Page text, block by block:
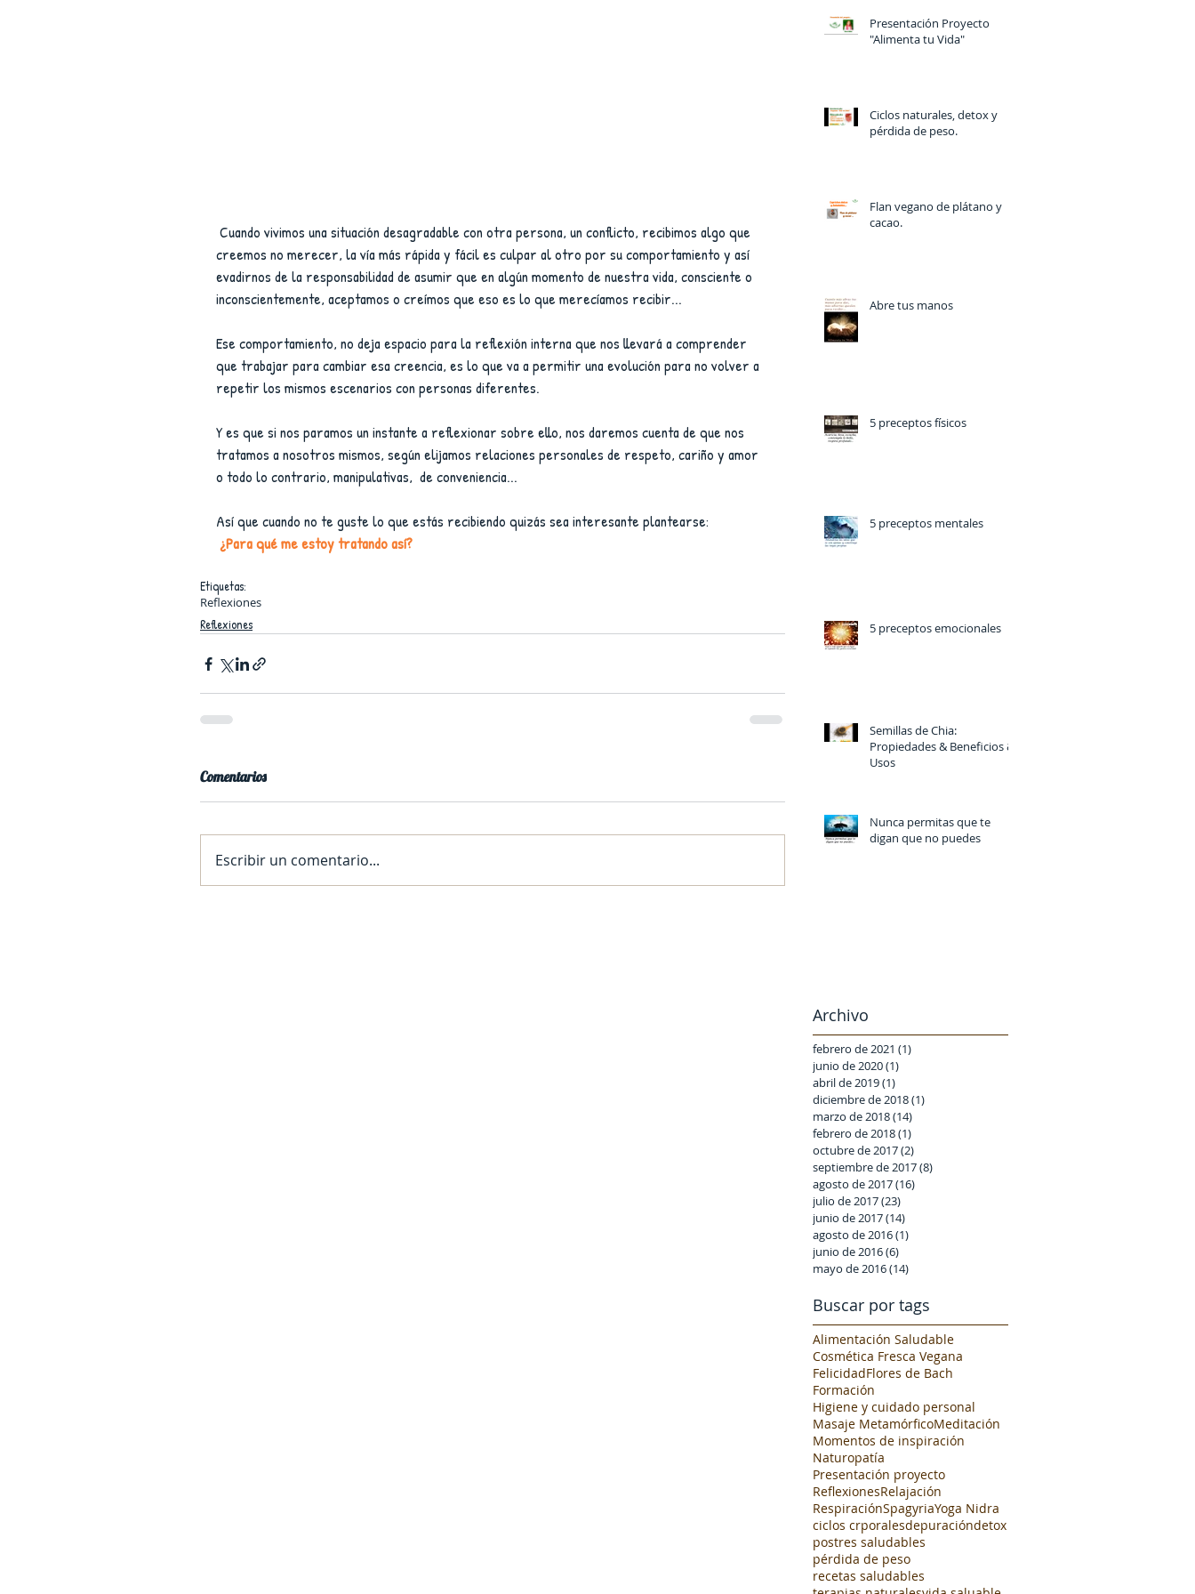
creemos no merecer, la vía más rápida y fácil es culpar al otro por su comportamiento y así
evadirnos de la responsabilidad de asumir que en algún momento de nuestra vida, consciente o
inconscientemente, aceptamos o creímos que eso es lo que merecíamos recibir...
Ese comportamiento, no deja espacio para la reflexión interna que nos llevará a comprender
que trabajar para cambiar esa creencia, es lo que va a permitir una evolución para no volver a
repetir los mismos escenarios con personas diferentes.
Y es que si nos paramos un instante a reflexionar sobre ello, nos daremos cuenta de que nos
tratamos a nosotros mismos, según elijamos relaciones personales de respeto, cariño y amor
o todo lo contrario, manipulativas,  de conveniencia...
Así que cuando no te guste lo que estás recibiendo quizás sea interesante plantearse:
¿Para qué me estoy tratando así?
Etiquetas:
Reflexiones
Reflexiones
Comentarios
Escribir un comentario...
Presentación Proyecto
"Alimenta tu Vida"
Ciclos naturales, detox y
pérdida de peso.
Flan vegano de plátano y
cacao.
Abre tus manos
5 preceptos físicos
5 preceptos mentales
5 preceptos emocionales
Semillas de Chia:
Propiedades & Beneficios &
Usos
Nunca permitas que te
digan que no puedes
Archivo
febrero de 2021 (1)
junio de 2020(1)
abril de 2019(1)
diciembre de 2018(1)
marzo de 2018(14)
febrero de 2018(1)
octubre de 2017(2)
septiembre de 2017(8)
agosto de 2017(16)
julio de 2017(23)
junio de 2017(14)
agosto de 2016(1)
junio de 2016(6)
mayo de 2016(14)
Buscar por tags
Alimentación Saludable
Cosmética Fresca Vegana
FelicidadFlores de Bach
Formación
Higiene y cuidado personal
Masaje MetamórficoMeditación
Momentos de inspiración
Naturopatía
Presentación proyecto
ReflexionesRelajación
RespiraciónSpagyriaYoga Nidra
ciclos crporalesdepuracióndetox
postres saludables
pérdida de peso
recetas saludables